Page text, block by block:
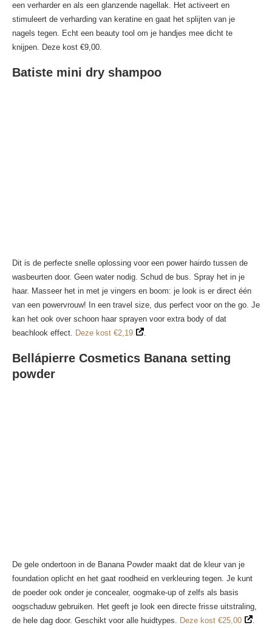
een verharder en als een glanzende nagellak. Het activeert en
stimuleert de verharding van keratine en gaat het splijten van je
nagels tegen. Echt een beauty tool om je handjes mee dicht te
knijpen. Deze kost €9,00.
Batiste mini dry shampoo
Dit is de perfecte snelle oplossing voor een power hairdo tussen de
wasbeurten door. Geen water nodig. Schud de bus. Spray het in je
haar. Masseer het in met je vingers en boom: je look is er direct één
van een powervrouw! In een travel size, dus perfect voor on the go. Je
kan het ook over schoon haar sprayen voor extra body of dat
beachlook effect. Deze kost €2,19 .
Bellápierre Cosmetics Banana setting
powder
De gele ondertoon in de Banana Powder maakt dat de kleur van je
foundation oplicht en het gaat roodheid en verkleuring tegen. Je kunt
de poeder ook onder je concealer, oogmake-up of zelfs als basis
oogschaduw gebruiken. Het geeft je look een directe frisse uitstraling,
de hele dag door. Geschikt voor alle huidtypes. Deze kost €25,00 .